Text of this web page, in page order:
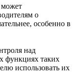
может
о
особенно в
над
функциях таких
использовать их